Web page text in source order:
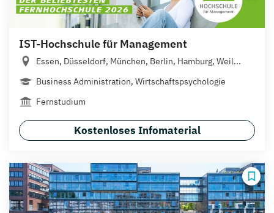
IST-Hochschule für Management
Essen, Düsseldorf, München, Berlin, Hamburg, Weil...
Business Administration, Wirtschaftspsychologie
Fernstudium
Kostenloses Infomaterial